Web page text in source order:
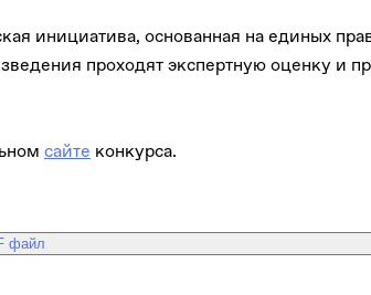
инициатива, основанная на единых
проходят экспертную оценку и
сайте конкурса.
файл